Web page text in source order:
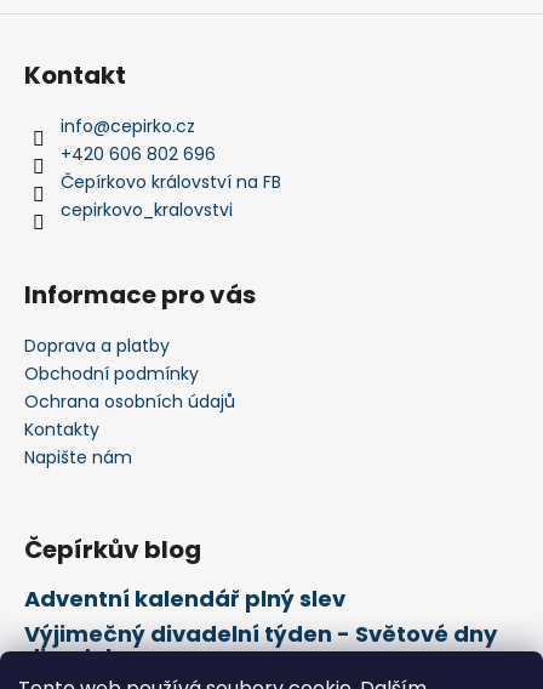
Kontakt
info@cepirko.cz
+420 606 802 696
Čepírkovo království na FB
cepirkovo_kralovstvi
Informace pro vás
Doprava a platby
Obchodní podmínky
Ochrana osobních údajů
Kontakty
Napište nám
Čepírkův blog
Adventní kalendář plný slev
Výjimečný divadelní týden - Světové dny
divadel